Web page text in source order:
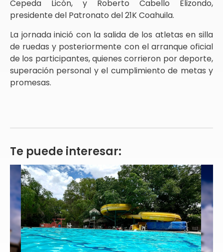
Cepeda Licón, y Roberto Cabello Elizondo,
presidente del Patronato del 21K Coahuila.
La jornada inició con la salida de los atletas en silla
de ruedas y posteriormente con el arranque oficial
de los participantes, quienes corrieron por deporte,
superación personal y el cumplimiento de metas y
promesas.
Te puede interesar: